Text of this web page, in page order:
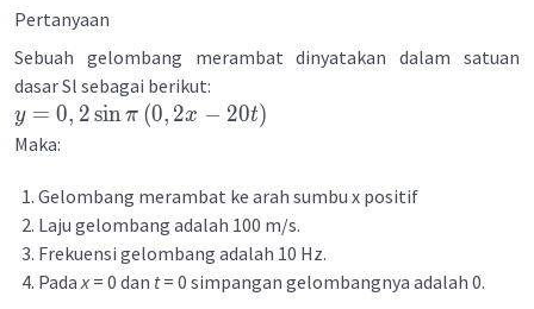
Pertanyaan
Sebuah gelombang merambat dinyatakan dalam satuan
dasar Sl sebagai berikut:
y = 0, 2sinπ (0, 2x − 20t)
Maka:
Gelombang merambat ke arah sumbu x positif
Laju gelombang adalah 100 m/s.
Frekuensi gelombang adalah 10 Hz.
Padax= 0 dan t= 0 simpangan gelombangnya adalah 0.